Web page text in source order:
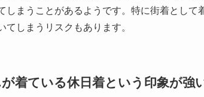
しまうことがあるようです。特に街着とし
てしまうリスクもあります。
着ている休日着という印象が強